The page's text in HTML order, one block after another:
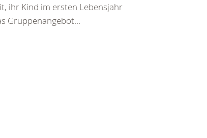
ihr Kind im ersten Lebensjahr
Gruppenangebot...